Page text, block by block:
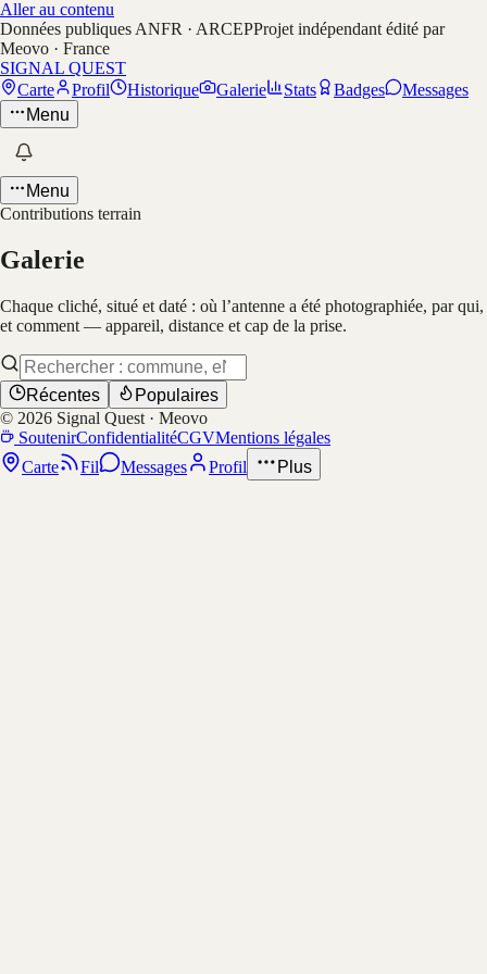
Aller au contenu
Données publiques ANFR · ARCEPProjet indépendant édité par
Meovo · France
SIGNAL QUEST
Carte
Profil Historique Galerie Stats Badges
Messages
Menu
Menu
Contributions terrain
Galerie
Chaque cliché, situé et daté : où l’antenne a été photographiée, par qui,
et comment — appareil, distance et cap de la prise.
Récentes
Populaires
© 2026 Signal Quest · Meovo
SoutenirConfidentialitéCGVMentions légales
Carte
Fil Messages Profil Plus